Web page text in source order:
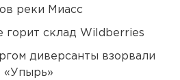
реки Миасс
горит склад Wildberries
диверсанты взорвали
«Упырь»